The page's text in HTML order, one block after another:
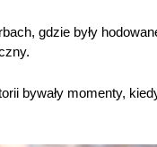
gdzie były
bywały momenty,